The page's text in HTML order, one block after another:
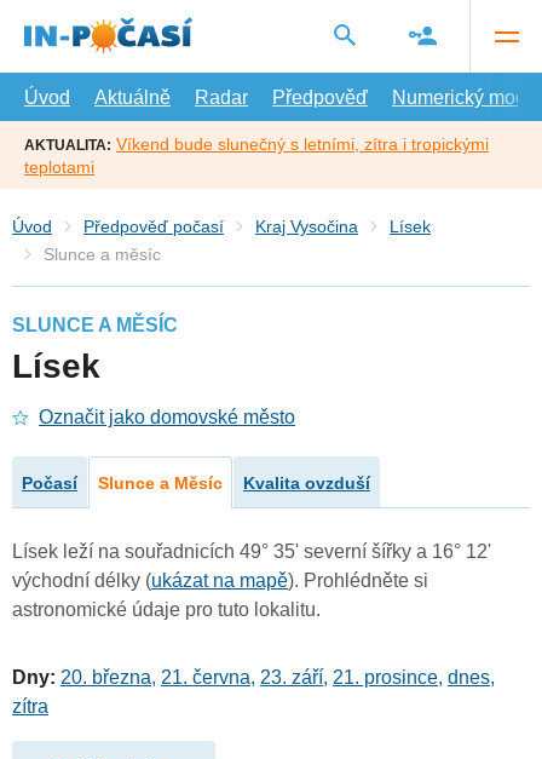
hlavní
Úvod
Aktuálně Radar Předpověď Numerický model
AKTUALITA: Víkend bude slunečný s letními, zítra i tropickými
teplotami
Úvod Předpověď počasí Kraj Vysočina
Lísek
Slunce a měsíc
SLUNCE A MĚSÍC
Lísek
Označit jako domovské město
Počasí Slunce a Měsíc Kvalita ovzduší
Lísek leží na souřadnicích 49° 35' severní šířky a 16° 12'
východní délky (ukázat na mapě). Prohlédněte si
astronomické údaje pro tuto lokalitu.
Dny: 20. března, 21. června, 23. září, 21. prosince, dnes,
zítra